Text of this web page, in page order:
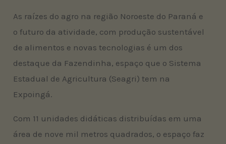
As raízes do agro na região Noroeste do Paraná e
o futuro da atividade, com produção sustentável
de alimentos e novas tecnologias é um dos
destaque da Fazendinha, espaço que o Sistema
Estadual de Agricultura (Seagri) tem na
Expoingá.
Com 11 unidades didáticas distribuídas em uma
área de nove mil metros quadrados, o espaço faz